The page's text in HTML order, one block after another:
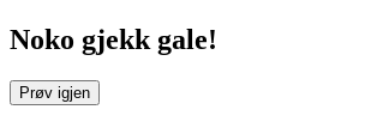
Noko gjekk gale!
Prøv igjen